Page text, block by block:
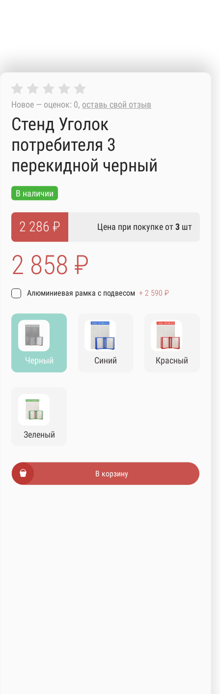
Новое — оценок: 0, оставь свой отзыв
Стенд Уголок
потребителя 3
перекидной черный
В наличии
2 286 ₽ Цена при покупке от 3шт
2 858 ₽
Алюминиевая рамка с подвесом + 2 590 ₽
Черный Синий Красный
Зеленый
В корзину